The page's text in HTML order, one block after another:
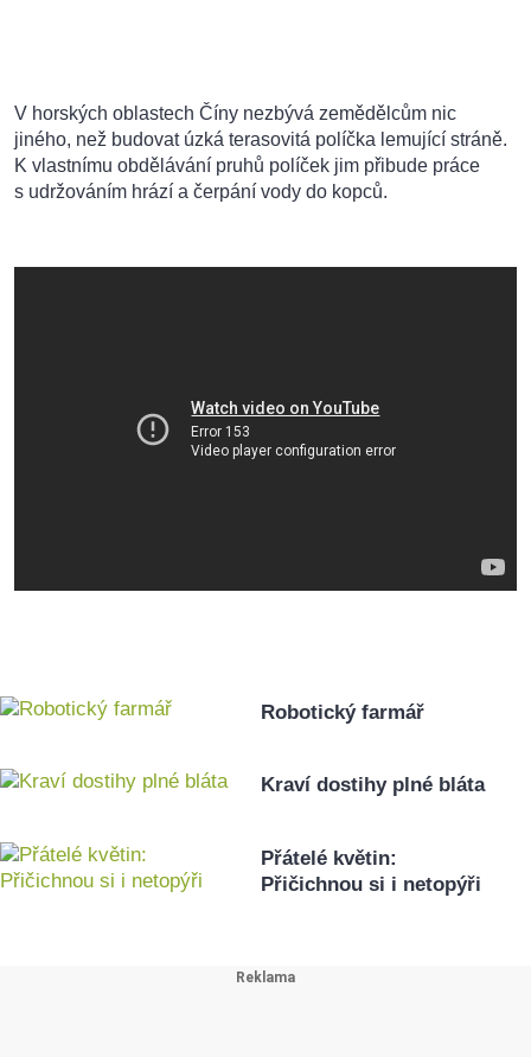
V horských oblastech Číny nezbývá zemědělcům nic
jiného, než budovat úzká terasovitá políčka lemující stráně.
K vlastnímu obdělávání pruhů políček jim přibude práce
s udržováním hrází a čerpání vody do kopců.
Robotický farmář
Kraví dostihy plné bláta
Přátelé květin:
Přičichnou si i netopýři